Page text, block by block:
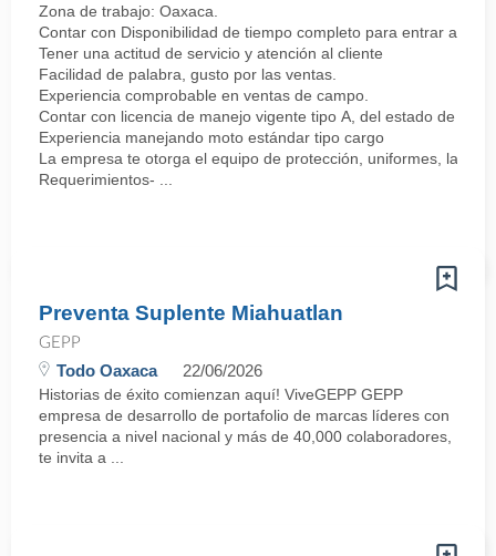
Zona de trabajo: Oaxaca.
Contar con Disponibilidad de tiempo completo para entrar a
Tener una actitud de servicio y atención al cliente
Facilidad de palabra, gusto por las ventas.
Experiencia comprobable en ventas de campo.
Contar con licencia de manejo vigente tipo A, del estado de
Experiencia manejando moto estándar tipo cargo
La empresa te otorga el equipo de protección, uniformes, la
Requerimientos- ...
Preventa Suplente Miahuatlan
GEPP
Todo Oaxaca 22/06/2026
Historias de éxito comienzan aquí! ViveGEPP GEPP
empresa de desarrollo de portafolio de marcas líderes con
presencia a nivel nacional y más de 40,000 colaboradores,
te invita a ...